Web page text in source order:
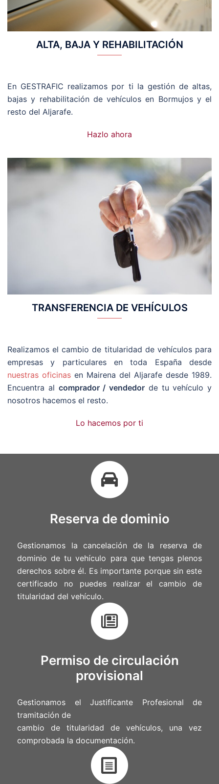
ALTA, BAJA Y REHABILITACIÓN
En GESTRAFIC realizamos por ti la gestión de altas,
bajas y rehabilitación de vehículos en Bormujos y el
resto del Aljarafe.
Hazlo ahora
TRANSFERENCIA DE VEHÍCULOS
Realizamos el cambio de titularidad de vehículos para
empresas y particulares en toda España desde
nuestras oficinas en Mairena del Aljarafe desde 1989.
Encuentra al comprador / vendedor de tu vehículo y
nosotros hacemos el resto.
Lo hacemos por ti
Reserva de dominio
Gestionamos la cancelación de la reserva de
dominio de tu vehículo para que tengas plenos
derechos sobre él. Es importante porque sin este
certificado no puedes realizar el cambio de
titularidad del vehículo.
Permiso de circulación
provisional
Gestionamos el Justificante Profesional de
tramitación de
cambio de titularidad de vehículos, una vez
comprobada la documentación.